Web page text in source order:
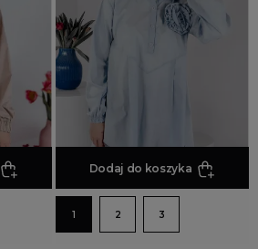
Dodaj do koszyka
1 2 3